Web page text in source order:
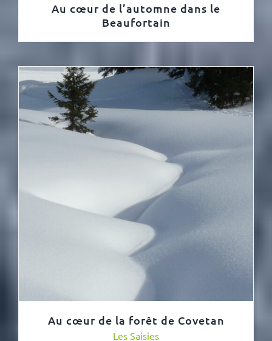
Au cœur de l’automne dans le
Beaufortain
Au cœur de la forêt de Covetan
Les Saisies